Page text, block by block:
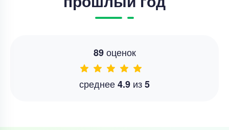
89оценок
среднее4.9 из5